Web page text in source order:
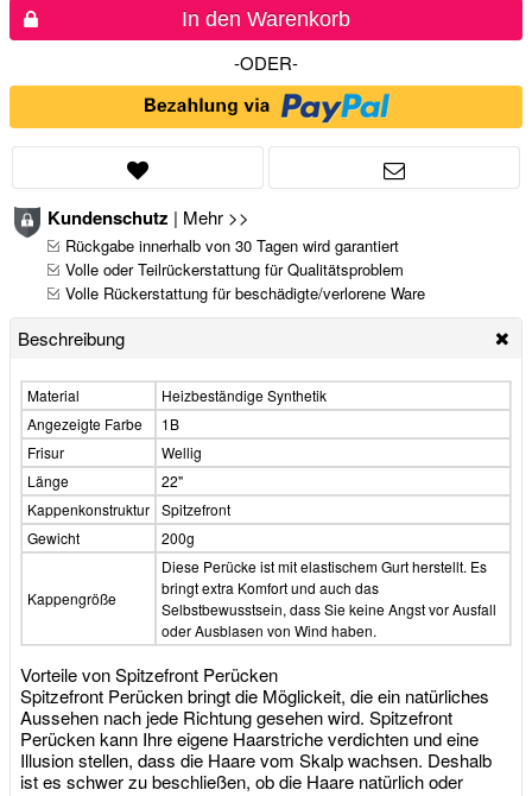
In den Warenkorb
-ODER-
Kundenschutz | Mehr >>
Rückgabe innerhalb von 30 Tagen wird garantiert
Volle oder Teilrückerstattung für Qualitätsproblem
Volle Rückerstattung für beschädigte/verlorene Ware
Beschreibung
Material
Heizbeständige Synthetik
Angezeigte Farbe
1B
Frisur
Wellig
Länge
22"
Kappenkonstruktur Spitzefront
Gewicht
200g
Kappengröße
Diese Perücke ist mit elastischem Gurt herstellt. Es
bringt extra Komfort und auch das
Selbstbewusstsein, dass Sie keine Angst vor Ausfall
oder Ausblasen von Wind haben.
Vorteile von Spitzefront Perücken
Spitzefront Perücken bringt die Möglickeit, die ein natürliches
Aussehen nach jede Richtung gesehen wird. Spitzefront
Perücken kann Ihre eigene Haarstriche verdichten und eine
Illusion stellen, dass die Haare vom Skalp wachsen. Deshalb
ist es schwer zu beschließen, ob die Haare natürlich oder